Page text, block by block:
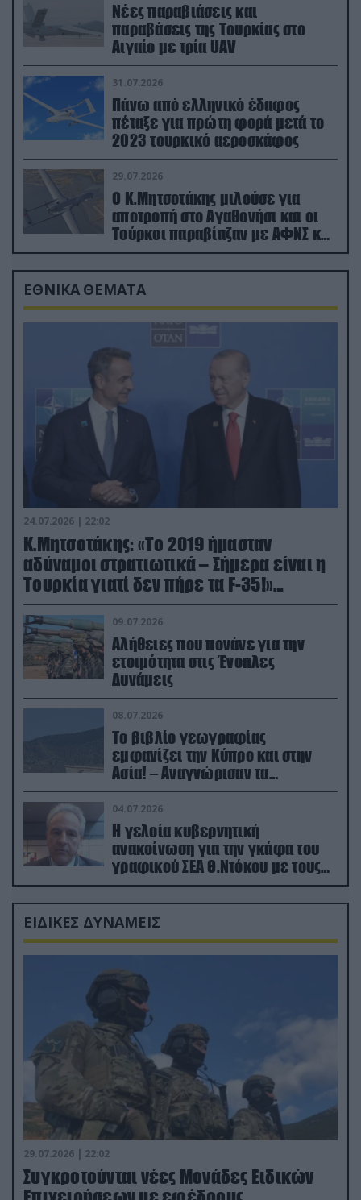
Νέες παραβιάσεις και
παραβάσεις της Τουρκίας στο
Αιγαίο με τρία UAV
31.07.2026
Πάνω από ελληνικό έδαφος
πέταξε για πρώτη φορά μετά το
2023 τουρκικό αεροσκάφος
29.07.2026
Ο Κ.Μητσοτάκης μιλούσε για
αποτροπή στο Αγαθονήσι και οι
Τούρκοι παραβίαζαν με ΑΦΝΣ και
drone
ΕΘΝΙΚΑ ΘΕΜΑΤΑ
24.07.2026 | 22:02
Κ.Μητσοτάκης: «Το 2019 ήμασταν
αδύναμοι στρατιωτικά – Σήμερα είναι η
Τουρκία γιατί δεν πήρε τα F-35!»
(βίντεο)
09.07.2026
Αλήθειες που πονάνε για την
ετοιμότητα στις Ένοπλες
Δυνάμεις
08.07.2026
Το βιβλίο γεωγραφίας
εμφανίζει την Κύπρο και στην
Ασία! – Αναγνώρισαν τα
κατεχόμενα; (φωτο)
04.07.2026
Η γελοία κυβερνητική
ανακοίνωση για την γκάφα του
γραφικού ΣΕΑ Θ.Ντόκου με τους
Ρώσους φαρσέρ
ΕΙΔΙΚΕΣ ΔΥΝΑΜΕΙΣ
29.07.2026 | 22:02
Συγκροτούνται νέες Μονάδες Ειδικών